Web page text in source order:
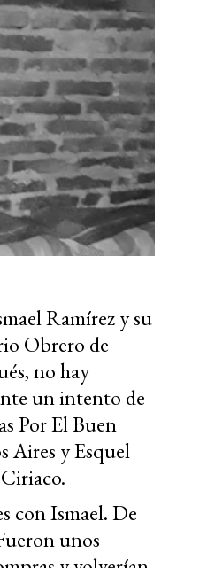
Ramírez y su
Obrero de
no hay
un intento de
Por El Buen
Aires y Esquel
con Ismael. De
unos